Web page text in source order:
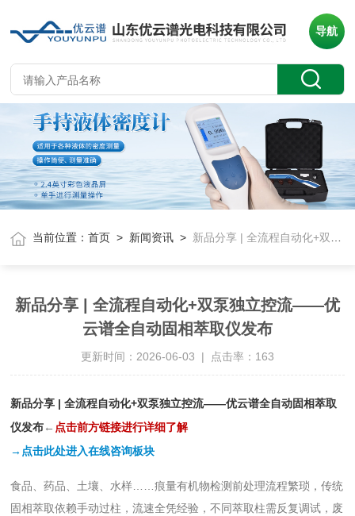
导航
当前位置：首页 > 新闻资讯 > 新品分享 | 全流程自动化+双泵独立控流——优云谱全自动固相萃取仪发布
新品分享 | 全流程自动化+双泵独立控流——优
云谱全自动固相萃取仪发布
更新时间：2026-06-03 | 点击率：163
新品分享 | 全流程自动化+双泵独立控流——优云谱全自动固相萃取
仪发布← 点击前方链接进行详细了解
→点击此处进入在线咨询板块
食品、药品、土壤、水样……痕量有机物检测前处理流程繁琐，传统
固相萃取依赖手动过柱，流速全凭经验，不同萃取柱需反复调试，废